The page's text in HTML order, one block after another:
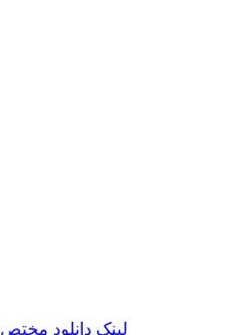
لینک دانلود مختص